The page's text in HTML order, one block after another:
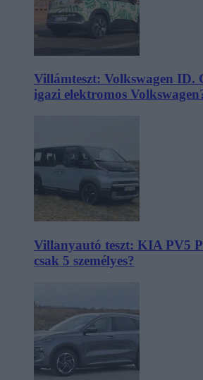
Villámteszt: Volkswagen ID.
igazi elektromos
Villanyautó teszt: KIA PV5
csak 5 személyes?